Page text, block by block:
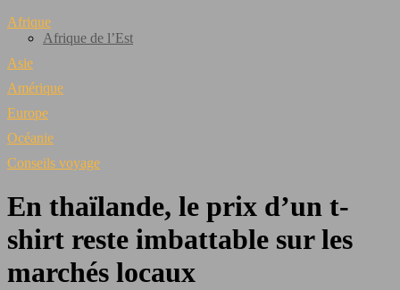
Afrique
Afrique de l’Est
Asie
Amérique
Europe
Océanie
Conseils voyage
En thaïlande, le prix d’un t-
shirt reste imbattable sur les
marchés locaux